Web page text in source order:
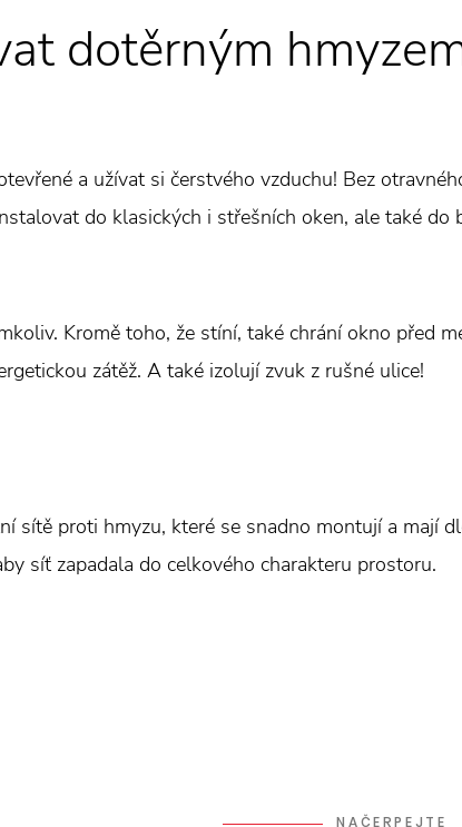
dotěrným
a užívat si čerstvého vzduchu! Bez
do klasických i střešních oken, ale také do
Kromě toho, že stíní, také chrání okno před
zátěž. A také izolují zvuk z rušné ulice!
sítě proti hmyzu, které se snadno montují a mají
síť zapadala do celkového charakteru prostoru.
NAČERPEJTE